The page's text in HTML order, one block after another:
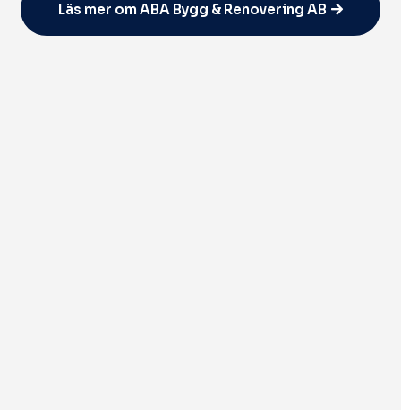
Läs mer om ABA Bygg & Renovering AB